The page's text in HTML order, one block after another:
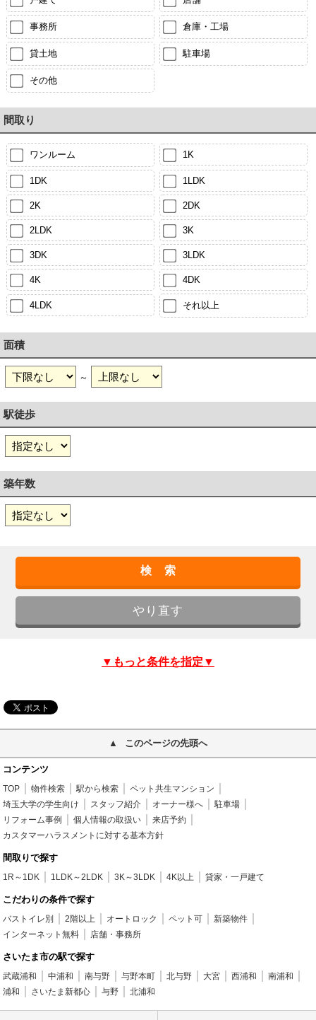
事務所 倉庫・工場
貸土地 駐車場
その他
間取り
ワンルーム 1K
1DK 1LDK
2K 2DK
2LDK 3K
3DK 3LDK
4K 4DK
4LDK それ以上
面積
～
駅徒歩
築年数
▼もっと条件を指定▼
このページの先頭へ
コンテンツ
TOP 物件検索 駅から検索
ペット共生マンション
埼玉大学の学生向け
スタッフ紹介 オーナー様へ
駐車場
リフォーム事例
個人情報の取扱い
来店予約
カスタマーハラスメントに対する基本方針
間取りで探す
1R～1DK 1LDK～2LDK 3K～3LDK 4K以上 貸家・一戸建て
こだわりの条件で探す
バストイレ別 2階以上 オートロック ペット可
新築物件
インターネット無料
店舗・事務所
さいたま市の駅で探す
武蔵浦和 中浦和 南与野 与野本町 北与野 大宮 西浦和
南浦和
浦和
さいたま新都心 与野 北浦和